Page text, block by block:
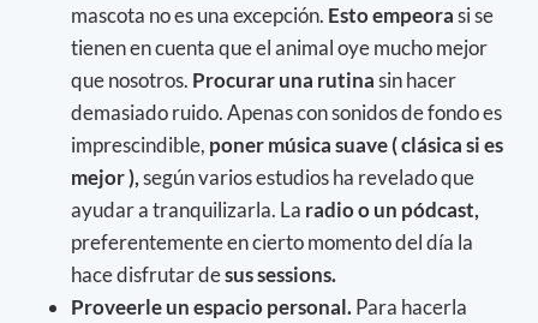
mascota no es una excepción. Esto empeorasi se
tienen en cuenta que el animal oye mucho mejor
que nosotros. Procurar una rutinasin hacer
demasiado ruido. Apenas con sonidos de fondo es
imprescindible, poner música suave ( clásica si es
mejor ),según varios estudios ha revelado que
ayudar a tranquilizarla. La radio o un pódcast,
preferentemente en cierto momento del día la
hace disfrutar desus sessions.
Proveerle un espacio personal.Para hacerla